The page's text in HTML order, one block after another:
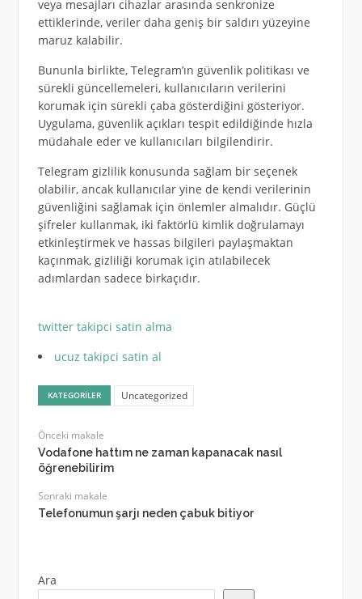
veya mesajları cihazlar arasında senkronize
ettiklerinde, veriler daha geniş bir saldırı yüzeyine
maruz kalabilir.
Bununla birlikte, Telegram’ın güvenlik politikası ve
sürekli güncellemeleri, kullanıcıların verilerini
korumak için sürekli çaba gösterdiğini gösteriyor.
Uygulama, güvenlik açıkları tespit edildiğinde hızla
müdahale eder ve kullanıcıları bilgilendirir.
Telegram gizlilik konusunda sağlam bir seçenek
olabilir, ancak kullanıcılar yine de kendi verilerinin
güvenliğini sağlamak için önlemler almalıdır. Güçlü
şifreler kullanmak, iki faktörlü kimlik doğrulamayı
etkinleştirmek ve hassas bilgileri paylaşmaktan
kaçınmak, gizliliği korumak için atılabilecek
adımlardan sadece birkaçıdır.
twitter takipci satin alma
ucuz takipci satin al
KATEGORILER Uncategorized
Önceki makale
Vodafone hattım ne zaman kapanacak nasıl
öğrenebilirim
Sonraki makale
Telefonumun şarjı neden çabuk bitiyor
Ara